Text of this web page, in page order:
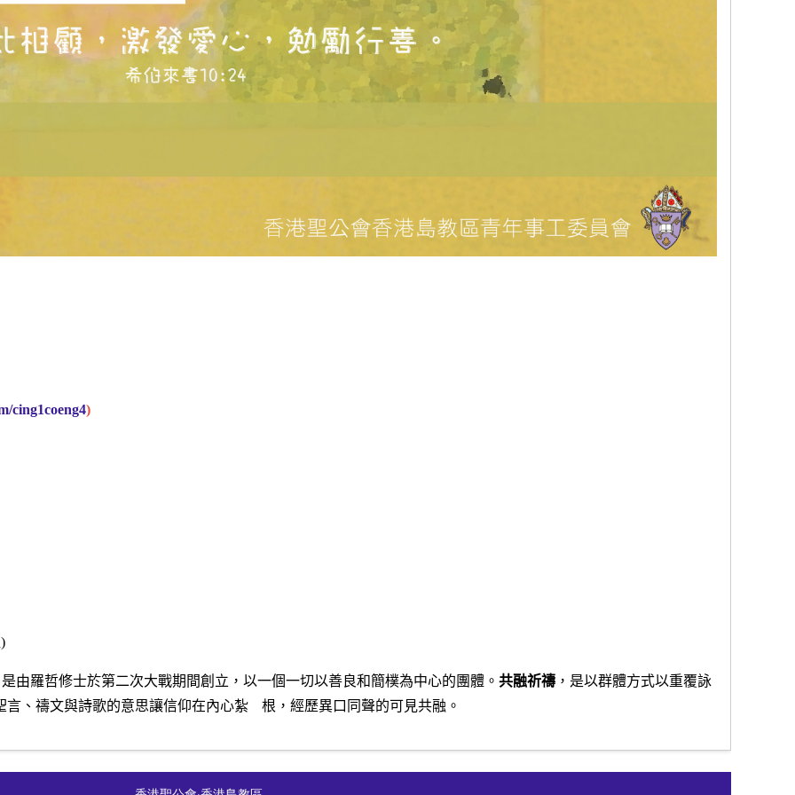
cing1coeng4)
)
由羅哲修士於第二次大戰期間創立，以一個一切以善良和簡樸為中心的團體 。 共融祈禱 ，是以群體方式以重覆詠
言、禱文與詩歌的意思讓信仰在內心紮
根，經歷異口同聲的可見共融。